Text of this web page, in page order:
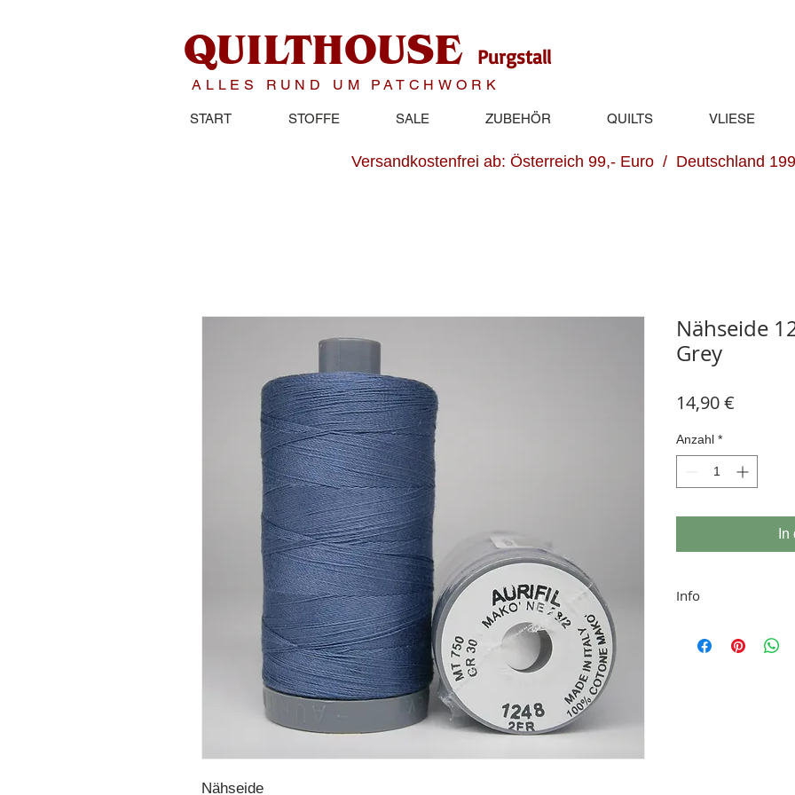
QUILTHOUSE Purgstall
ALLES RUND UM PATCHWORK
START STOFFE SALE ZUBEHÖR QUILTS VLIESE
Versandkostenfrei ab: Österreich 99,- Euro / Deutschland
Nähseide
Nähseide
Grey
14,90 €
Anzahl *
Info
Baumwollgarn.